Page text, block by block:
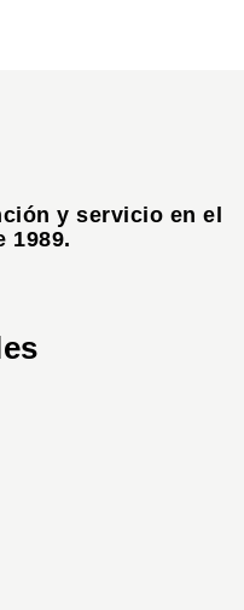
y servicio en el
1989.